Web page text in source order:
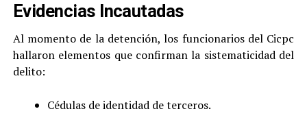
Evidencias Incautadas
Al momento de la detención, los funcionarios del Cicpc
hallaron elementos que confirman la sistematicidad del
delito:
Cédulas de identidad de terceros.